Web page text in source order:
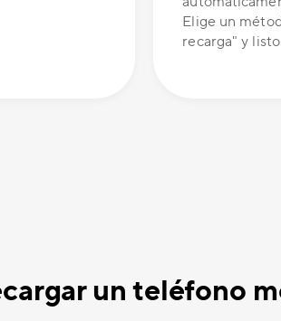
Elige un
recarga" y
un teléfono